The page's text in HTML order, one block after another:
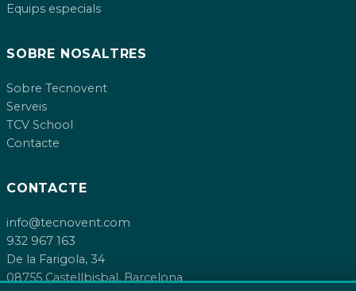
Equips especials
SOBRE NOSALTRES
Sobre Tecnovent
Serveis
TCV School
Contacte
CONTACTE
info@tecnovent.com
932 967 163
De la Farigola, 34
08755 Castellbisbal, Barcelona